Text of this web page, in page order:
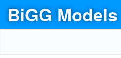
BiGG Models